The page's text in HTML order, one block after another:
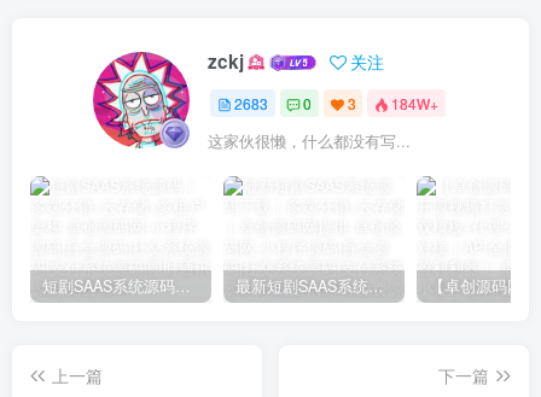
zckj 关注
2683 0 3 184W+
这家伙很懒，什么都没有写...
短剧SAAS系统源码｜多端分销+云存储+多租户架构 最新短剧SAAS系统源码下载｜多端分销+云存储｜卓创源码网提供
上一篇
下一篇